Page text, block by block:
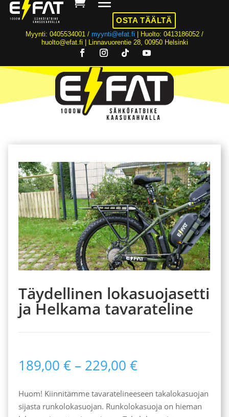
Myynti: 0405534001 / myynti@efat.fi | Huolto: 0413186052 /
huolto@efat.fi | Linnavuorentie 28, 00950 Helsinki
OSTA TÄÄLTÄ
HINTA NYT ALK. 2899€! | 36KK KOROTONTA MAKSUAIKAA | ALK. 89€/KK
Täydellinen lokasuojasetti
ja Helkama tavarateline
189,00 € – 229,00 €Hintaluokka:
-
229,00 €
Huom! Kiinnitämme tavaratelineeseen takalokasuojan
sijasta runkolokasuojan. Runkolokasuoja on hieman